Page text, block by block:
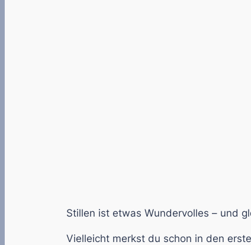
Stillen ist etwas Wundervolles – und
Vielleicht merkst du schon in den